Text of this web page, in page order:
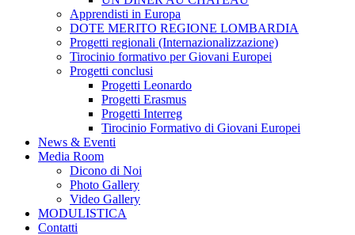
Apprendisti in Europa
DOTE MERITO REGIONE LOMBARDIA
Progetti regionali (Internazionalizzazione)
Tirocinio formativo per Giovani Europei
Progetti conclusi
Progetti Leonardo
Progetti Erasmus
Progetti Interreg
Tirocinio Formativo di Giovani Europei
News & Eventi
Media Room
Dicono di Noi
Photo Gallery
Video Gallery
MODULISTICA
Contatti